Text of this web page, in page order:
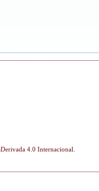
4.0 Internacional